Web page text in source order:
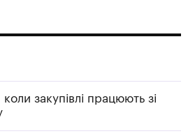
закупівлі працюють зі